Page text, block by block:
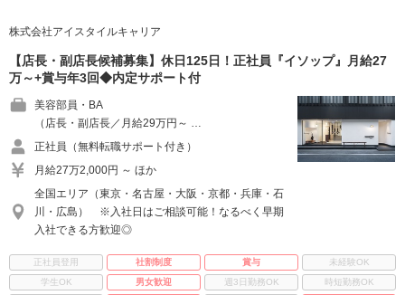
株式会社アイスタイルキャリア
【店長・副店長候補募集】休日125日！正社員『イソップ』月給27
万～+賞与年3回◆内定サポート付
美容部員・BA
（店長・副店長／月給29万円～ …
正社員（無料転職サポート付き）
月給27万2,000円 ～ ほか
全国エリア（東京・名古屋・大阪・京都・兵庫・石
川・広島） ※入社日はご相談可能！なるべく早期
入社できる方歓迎◎
正社員登用 社割制度 賞与
未経験OK
学生OK
男女歓迎 週3日勤務OK
時短勤務OK